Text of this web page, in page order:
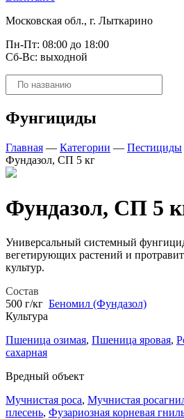
Московская обл., г. Лыткарино
Пн-Пт: 08:00 до 18:00
Сб-Вс: выходной
Поиск
товаров
Фунгициды
Главная — Категории — Пестициды
Фундазол, СП 5 кг
Фундазол, СП 5
Универсальный системный
вегетирующих растений и
культур.
Состав
500 г/кг Беномил (Фундазол)
Культура
Пшеница озимая, Пшеница яровая,
сахарная
Вредный объект
Мучнистая роса, Мучнистая
плесень, Фузариозная корневая